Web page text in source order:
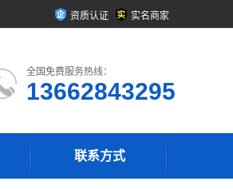
资质认证 实名商家
全国免费服务热线：
13662843295
联系方式